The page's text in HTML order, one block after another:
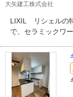
大矢建工株式会社
LIXIL リシェルの
で、セラミックワ
ミックワークトッ
リー水栓、そして
人気です。